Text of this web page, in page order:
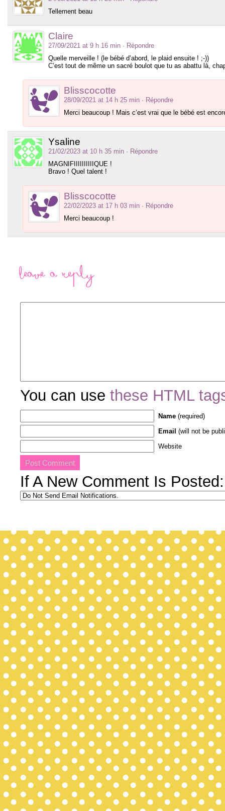
Tellement beau
Claire
27/09/2021 at 9 h 16 min · Répondre
Quelle merveille ! (le bébé d’abord, le plaid ensuite ! ;-))
C’est tout de même un sacré boulot que tu as abattu là,
Blisscocotte
28/09/2021 at 14 h 25 min · Répondre
Merci beaucoup ! Mais c’est vrai que le bébé est
Ysaline
21/02/2023 at 10 h 35 min · Répondre
MAGNIFIIIIIIIIIIQUE !
Bravo ! Quel talent !
Blisscocotte
22/02/2023 at 17 h 03 min · Répondre
Merci beaucoup !
Leave a Reply
You can use these HTML
Name (required)
Email (will not be
Website
If A New Comment Is Posted: